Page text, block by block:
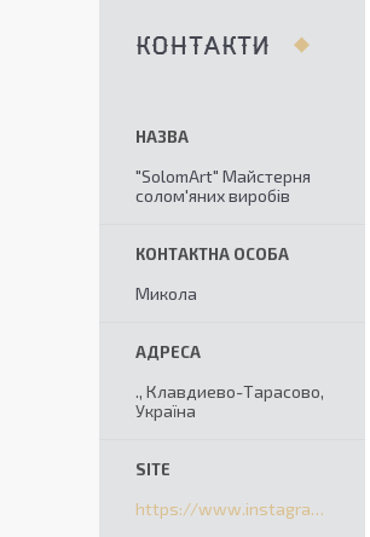
КОНТАКТИ
"SolomArt" Майстерня
солом'яних виробів
Микола
., Клавдиево-Тарасово,
Україна
https://www.instagram.com/solomart_ua/